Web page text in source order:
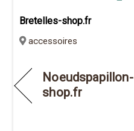
Bretelles-shop.fr
accessoires
Noeudspapillon-
shop.fr